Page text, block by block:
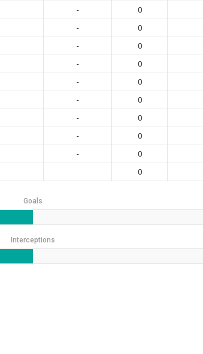
- 0
- 0
- 0
- 0
- 0
- 0
- 0
- 0
- 0
0
Goals
Interceptions